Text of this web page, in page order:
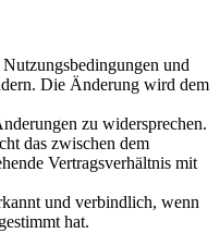
und
Die Änderung wird dem
zu widersprechen.
das zwischen dem
Vertragsverhältnis mit
und verbindlich, wenn
hat.